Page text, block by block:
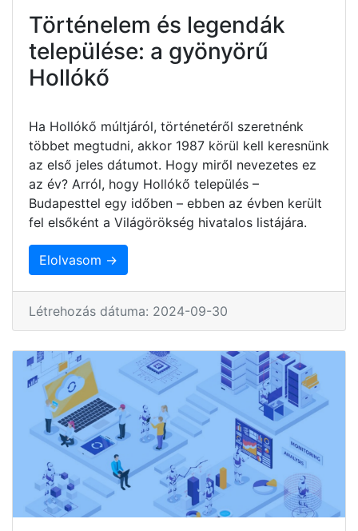
Történelem és legendák
települése: a gyönyörű
Hollókő
Ha Hollókő múltjáról, történetéről szeretnénk
többet megtudni, akkor 1987 körül kell keresnünk
az első jeles dátumot. Hogy miről nevezetes ez
az év? Arról, hogy Hollókő település –
Budapesttel egy időben – ebben az évben került
fel elsőként a Világörökség hivatalos listájára.
Elolvasom →
Létrehozás dátuma: 2024-09-30